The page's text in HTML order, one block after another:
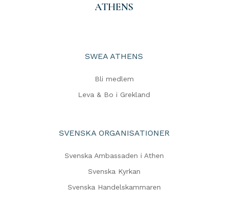
ATHENS
SWEA ATHENS
Bli medlem
Leva & Bo i Grekland
SVENSKA ORGANISATIONER
Svenska Ambassaden i Athen
Svenska Kyrkan
Svenska Handelskammaren